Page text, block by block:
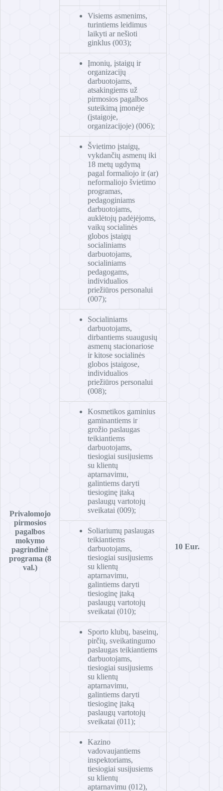
Privalomojo
pirmosios
pagalbos
mokymo
pagrindinė
programa (8
val.)
10 Eur.
Visiems asmenims,
turintiems leidimus
laikyti ar nešioti
ginklus (003);
Įmonių, įstaigų ir
organizacijų
darbuotojams,
atsakingiems už
pirmosios pagalbos
suteikimą įmonėje
(įstaigoje,
organizacijoje) (006);
Švietimo įstaigų,
vykdančių asmenų iki
18 metų ugdymą
pagal formaliojo ir (ar)
neformaliojo švietimo
programas,
pedagoginiams
darbuotojams,
auklėtojų padėjėjoms,
vaikų socialinės
globos įstaigų
socialiniams
darbuotojams,
socialiniams
pedagogams,
individualios
priežiūros personalui
(007);
Socialiniams
darbuotojams,
dirbantiems suaugusių
asmenų stacionariose
ir kitose socialinės
globos įstaigose,
individualios
priežiūros personalui
(008);
Kosmetikos gaminius
gaminantiems ir
grožio paslaugas
teikiantiems
darbuotojams,
tiesiogiai susijusiems
su klientų
aptarnavimu,
galintiems daryti
tiesioginę įtaką
paslaugų vartotojų
sveikatai (009);
Soliariumų paslaugas
teikiantiems
darbuotojams,
tiesiogiai susijusiems
su klientų
aptarnavimu,
galintiems daryti
tiesioginę įtaką
paslaugų vartotojų
sveikatai (010);
Sporto klubų, baseinų,
pirčių, sveikatingumo
paslaugas teikiantiems
darbuotojams,
tiesiogiai susijusiems
su klientų
aptarnavimu,
galintiems daryti
tiesioginę įtaką
paslaugų vartotojų
sveikatai (011);
Kazino
vadovaujantiems
inspektoriams,
tiesiogiai susijusiems
su klientų
aptarnavimu (012),